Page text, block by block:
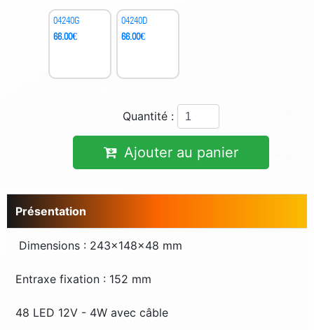
04240G
66.00€
04240D
66.00€
Quantité :
Ajouter au panier
Présentation
Dimensions : 243x148x48 mm
Entraxe fixation : 152 mm
48 LED 12V - 4W avec câble